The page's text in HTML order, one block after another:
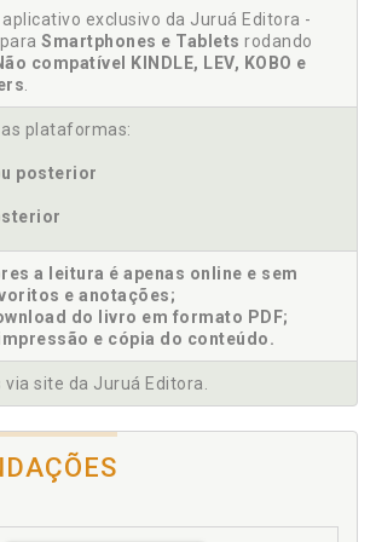
da proteção das novas marcas visuais,
do princípio para a interpretação do
informativa, p. 38
Importância do princípio para a
do direito marcário, p. 145
17
e siglas, p. 15
Princípio, p. 157
exclusivo da Juruá Editora -
Smartphones e Tablets rodando
compatível KINDLE, LEV, KOBO e
.
plataformas:
posterior
a leitura é apenas online e sem
e anotações;
do livro em formato PDF;
e cópia do conteúdo.
via site da Juruá Editora.